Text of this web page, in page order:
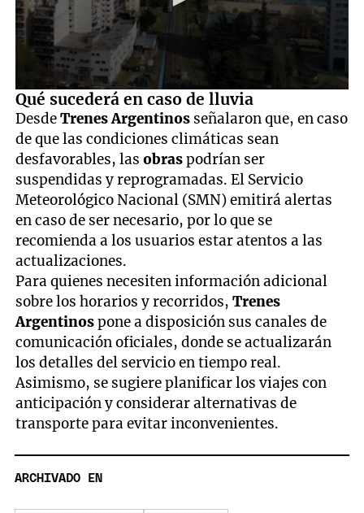
0
seconds
of
4
seconds
Qué sucederá en caso de lluvia
DesdeTrenes Argentinos señalaron que, en caso
de que las condiciones climáticas sean
desfavorables, lasobraspodrían ser
suspendidas y reprogramadas. El Servicio
Meteorológico Nacional (SMN) emitirá alertas
en caso de ser necesario, por lo que se
recomienda a los usuarios estar atentos a las
actualizaciones.
Para quienes necesiten información adicional
sobre los horarios y recorridos,Trenes
Argentinospone a disposición sus canales de
comunicación oficiales, donde se actualizarán
los detalles del servicio en tiempo real.
Asimismo, se sugiere planificar los viajes con
anticipación y considerar alternativas de
transporte para evitar inconvenientes.
ARCHIVADO EN